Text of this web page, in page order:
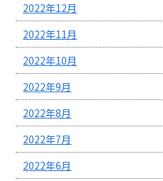
2022年12月
2022年11月
2022年10月
2022年9月
2022年8月
2022年7月
2022年6月